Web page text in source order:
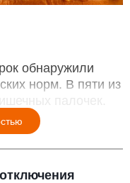
обнаружили
норм. В пяти из
палочек.